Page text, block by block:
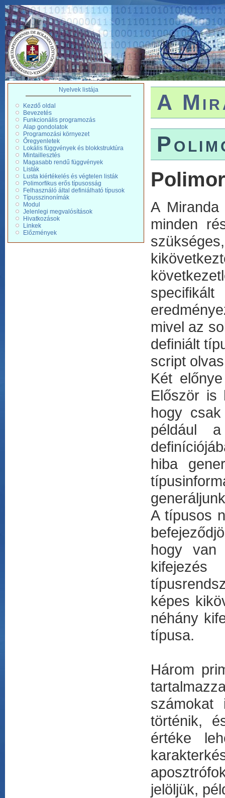
Nyelvek listája
Kezdő oldal
Bevezetés
Funkcionális programozás
Alap gondolatok
Programozási környezet
Őregyenletek
Lokális függvények és blokkstruktúra
Mintaillesztés
Magasabb rendű függvények
Listák
Lusta kiértékelés és végtelen listák
Polimorfikus erős típusosság
Felhasználó által definiálható típusok
Típusszinonímák
Modul
Jelenlegi megvalósítások
Hivatkozások
Linkek
Előzmények
A
A
minden
mivel az
definiált
script
Két
Először is
hogy
például
hiba
A típusos
hogy van
képes
néhány
típusa.
Három
történik,
értéke
jelöljük,